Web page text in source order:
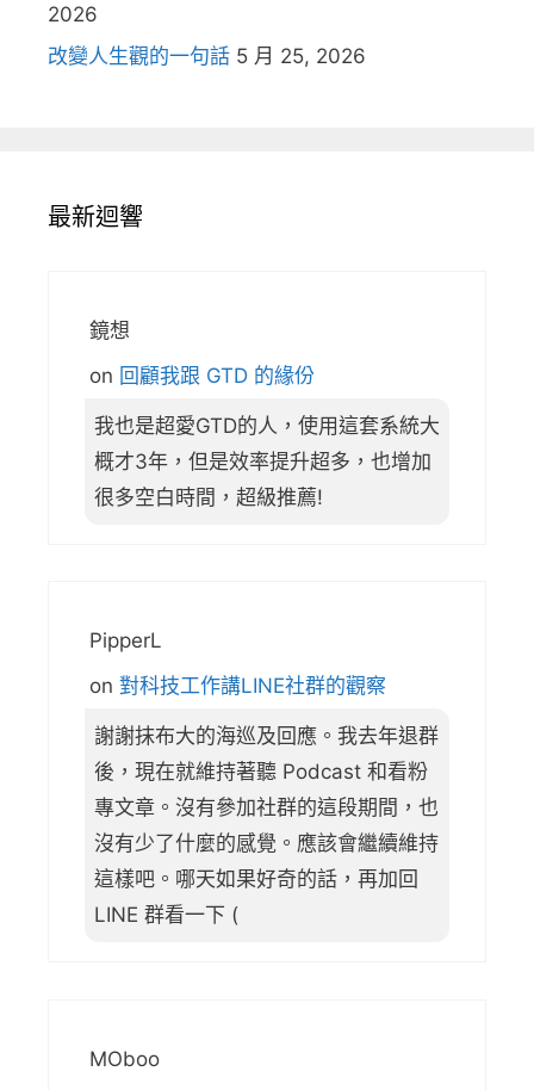
2026
改變人生觀的一句話 5 月 25, 2026
最新迴響
鏡想
on 回顧我跟 GTD 的緣份
我也是超愛GTD的人，使用這套系統大
概才3年，但是效率提升超多，也增加
很多空白時間，超級推薦!
PipperL
on 對科技工作講LINE社群的觀察
謝謝抹布大的海巡及回應。我去年退群
後，現在就維持著聽 Podcast 和看粉
專文章。沒有參加社群的這段期間，也
沒有少了什麼的感覺。應該會繼續維持
這樣吧。哪天如果好奇的話，再加回
LINE 群看一下 (
MOboo